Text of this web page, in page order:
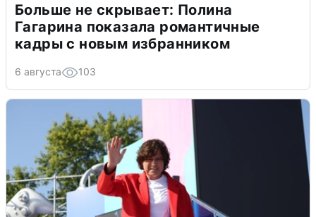
Больше не скрывает: Полина
Гагарина показала романтичные
кадры с новым избранником
6 августа 103